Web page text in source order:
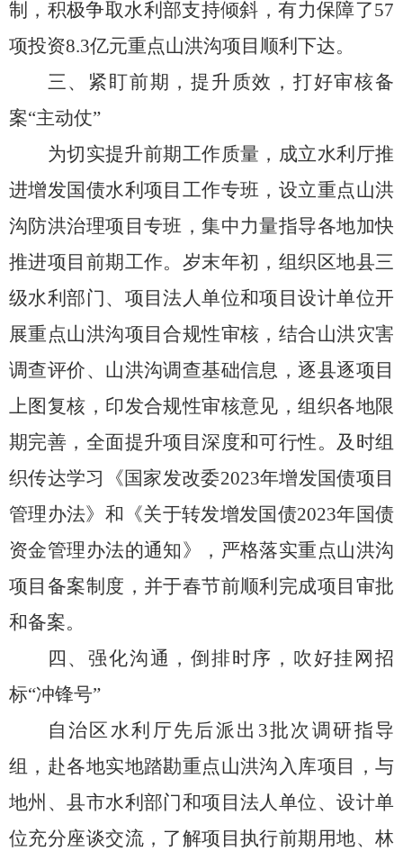
制，积极争取水利部支持倾斜 ，有力保障了57
项投资8.3亿元重点山洪沟项目顺利下达。
三、紧盯前期，提升质效，打好审核备
案“主动仗”
为切实提升前期工作质量 ，成立水利厅推
进增发国债水利项目工作专班 ，设立重点山洪
沟防洪治理项目专班，集中力量指导各地加快
推进项目前期工作。 岁末年初， 组织区地县三
级水利部门、项目法人单位和项目设计单位开
展重点山洪沟项目合规性审核，结合山洪灾害
调查评价、山洪沟调查基础信息，逐县逐项目
上图复核， 印发合规性审核意见，组织各地限
期完善 ， 全面提升项目深度和可行性。 及时组
织传达学习《国家发改委2023年增发国债项目
管理办法》和《关于转发增发国债2023年国债
资金管理办法的通知》
，严格落实重点山洪沟
项目备案制度，并于春节前顺利完成项目审批
和备案。
四、强化沟通 ，倒排时序， 吹好挂网招
标“冲锋号”
自治区 水利厅先后派出 3批次调研指导
组，赴各地实地踏勘重点山洪沟 入库项目，与
地州、县市水利部门和项目法人单位、设计单
位充分座谈交流，了解项目执行前期用地、林